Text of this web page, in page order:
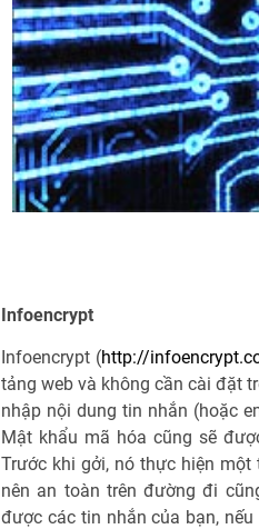
Infoencrypt
Infoencrypt (http://
tảng web và không cần cài đặt
nhập nội dung tin nhắn (hoặc
Mật khẩu mã hóa cũng sẽ
Trước khi gởi, nó thực hiện
nên an toàn trên đường đi
được các tin nhắn của bạn,